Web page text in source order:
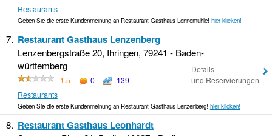
Restaurants
Geben Sie die erste Kundenmeinung an Restaurant Gasthaus Lennemühle! hier klicken!
7. Restaurant Gasthaus Lenzenberg
Lenzenbergstraße 20, Ihringen, 79241 - Baden-
württemberg
1.5 0
139
Restaurants
Details
und Reservierungen
Geben Sie die erste Kundenmeinung an Restaurant Gasthaus Lenzenberg! hier klicken!
8. Restaurant Gasthaus Leonhardt